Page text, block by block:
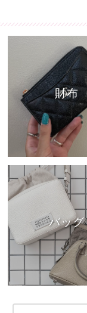
財布
バッグ